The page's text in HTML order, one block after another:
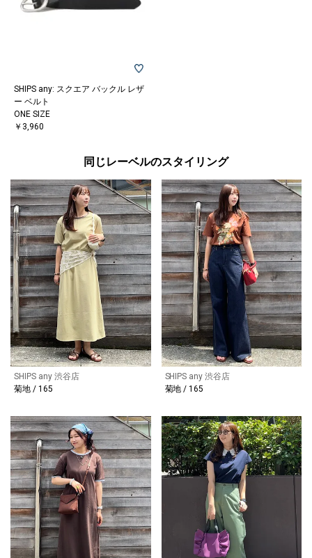
SHIPS any: スクエア バックル レザ
ー ベルト
ONE SIZE
￥3,960
同じレーベルのスタイリング
SHIPS any 渋谷店
菊地 / 165
SHIPS any 渋谷店
菊地 / 165